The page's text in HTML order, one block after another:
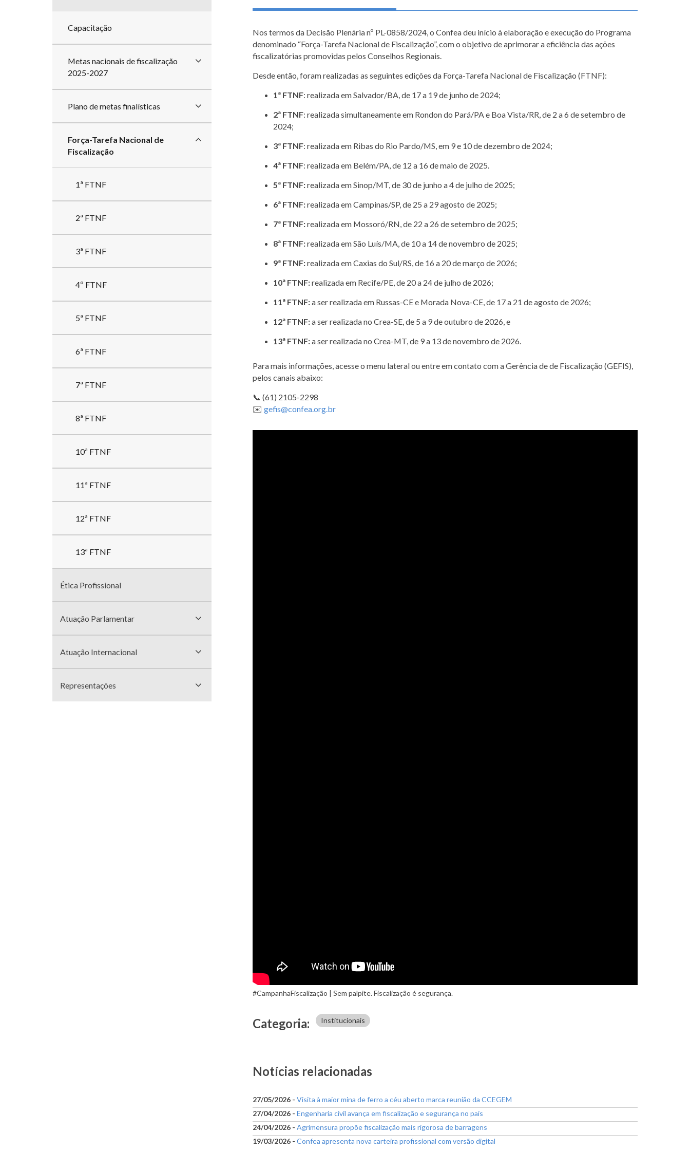
Nos termos da Decisão Plenária nº PL-0858/2024, o Confea deu início à elaboração e execução do Programa
denominado “Força-Tarefa Nacional de Fiscalização”, com o objetivo de aprimorar a eficiência das ações
fiscalizatórias promovidas pelos Conselhos Regionais.
Desde então, foram realizadas as seguintes edições da Força-Tarefa Nacional de Fiscalização (FTNF):
1ª FTNF: realizada em Salvador/BA, de 17 a 19 de junho de 2024;
2ª FTNF: realizada simultaneamente em Rondon do Pará/PA e Boa Vista/RR, de 2 a 6 de setembro de
2024;
3ª FTNF: realizada em Ribas do Rio Pardo/MS, em 9 e 10 de dezembro de 2024;
4ª FTNF: realizada em Belém/PA, de 12 a 16 de maio de 2025.
5ª FTNF:realizada em Sinop/MT, de 30 de junho a 4 de julho de 2025;
6ª FTNF:realizada em Campinas/SP, de 25 a 29 agosto de 2025;
7ª FTNF:realizada em Mossoró/RN, de 22 a 26 de setembro de 2025;
8ª FTNF:realizada em São Luís/MA, de 10 a 14 de novembro de 2025;
9ª FTNF:realizada em Caxias do Sul/RS, de 16 a 20 de março de 2026;
10ª FTNF:realizada em Recife/PE, de 20 a 24 de julho de 2026;
11ª FTNF:a ser realizada em Russas-CE e Morada Nova-CE, de 17 a 21 de agosto de 2026;
12ª FTNF:a ser realizada no Crea-SE, de 5 a 9 de outubro de 2026, e
13ª FTNF:a ser realizada no Crea-MT, de 9 a 13 de novembro de 2026.
Para mais informações, acesse o menu lateral ou entre em contato com a Gerência de de Fiscalização (GEFIS),
pelos canais abaixo:
📞 (61) 2105-2298
✉️ gefis@confea.org.br
#CampanhaFiscalização | Sem palpite. Fiscalização é segurança.
Categoria Institucionais
Notícias relacionadas
27/05/2026 - Visita à maior mina de ferro a céu aberto marca reunião da CCEGEM
27/04/2026 - Engenharia civil avança em fiscalização e segurança no país
24/04/2026 - Agrimensura propõe fiscalização mais rigorosa de barragens
19/03/2026 - Confea apresenta nova carteira profissional com versão digital
Capacitação
Metas nacionais de fiscalização
2025-2027
Plano de metas finalísticas
Força-Tarefa Nacional de
Fiscalização
1ª FTNF
2ª FTNF
3ª FTNF
4º FTNF
5ª FTNF
6ª FTNF
7ª FTNF
8ª FTNF
10ª FTNF
11ª FTNF
12ª FTNF
13ª FTNF
Ética Profissional
Atuação Parlamentar
Atuação Internacional
Representações